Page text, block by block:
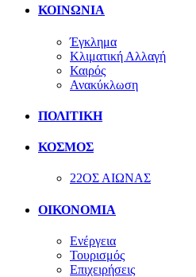
ΚΟΙΝΩΝΙΑ
Έγκλημα
Κλιματική Αλλαγή
Καιρός
Ανακύκλωση
ΠΟΛΙΤΙΚΗ
ΚΟΣΜΟΣ
22ΟΣ ΑΙΩΝΑΣ
ΟΙΚΟΝΟΜΙΑ
Ενέργεια
Τουρισμός
Επιχειρήσεις